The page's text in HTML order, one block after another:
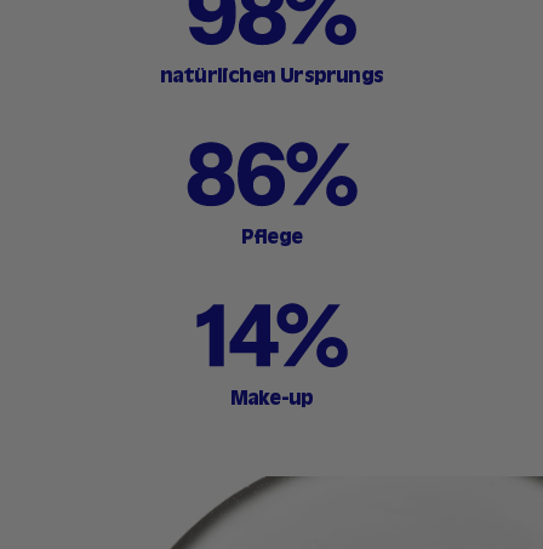
natürlichen Ursprungs
Pflege
Make-up